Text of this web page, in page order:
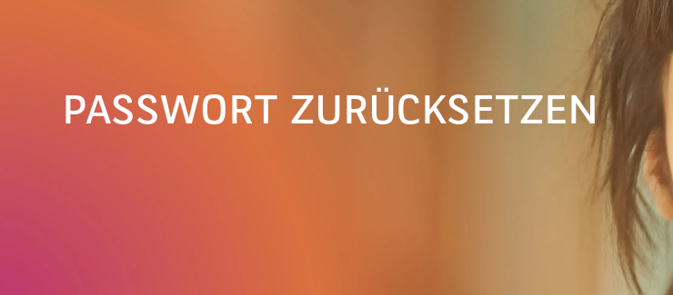
PASSWORT ZURÜCKSETZEN